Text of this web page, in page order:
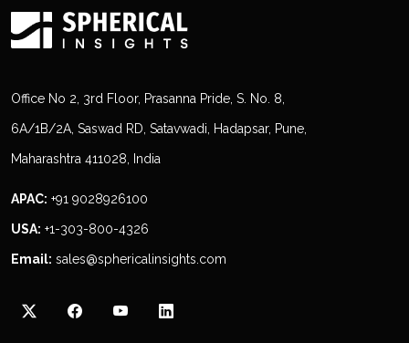
Office No 2, 3rd Floor, Prasanna Pride, S. No. 8,
6A/1B/2A, Saswad RD, Satavwadi, Hadapsar, Pune,
Maharashtra 411028, India
APAC: +91 9028926100
USA: +1-303-800-4326
Email: sales@sphericalinsights.com